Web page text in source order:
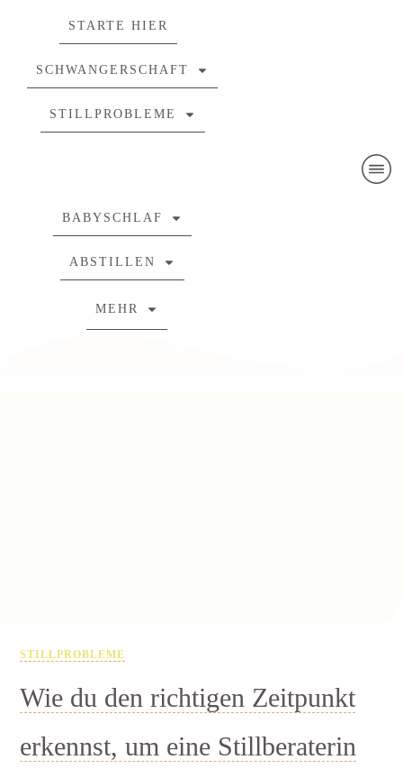
STARTE HIER
SCHWANGERSCHAFT
STILLPROBLEME
BABYSCHLAF
ABSTILLEN
MEHR
STILLPROBLEME
Wie du den richtigen Zeitpunkt
erkennst, um eine Stillberaterin